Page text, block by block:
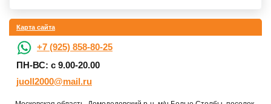
Карта сайта
+7 (925) 858-80-25
ПН-ВС: с 9.00-20.00
juoll2000@mail.ru